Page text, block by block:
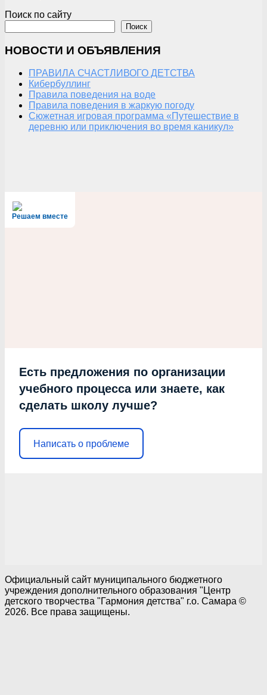
Поиск по сайту
Поиск
НОВОСТИ И ОБЪЯВЛЕНИЯ
ПРАВИЛА СЧАСТЛИВОГО ДЕТСТВА
Кибербуллинг
Правила поведения на воде
Правила поведения в жаркую погоду
Сюжетная игровая программа «Путешествие в
деревню или приключения во время каникул»
Решаем вместе
Есть предложения по организации
учебного процесса или знаете, как
сделать школу лучше?
Написать о проблеме
Официальный сайт муниципального бюджетного
учреждения дополнительного образования "Центр
детского творчества "Гармония детства" г.о. Самара ©
2026. Все права защищены.